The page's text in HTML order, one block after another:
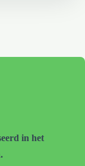
in het